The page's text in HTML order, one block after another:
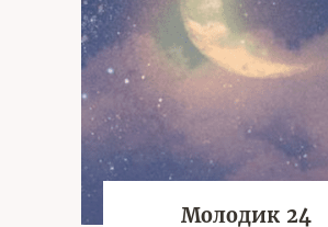
Молодик 24